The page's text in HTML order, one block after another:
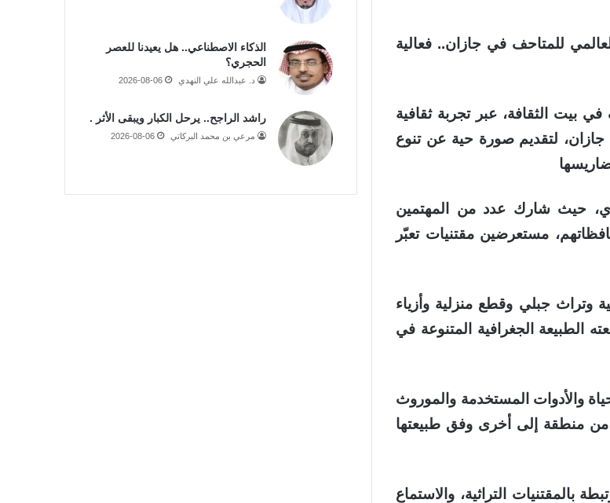
للمتاحف في جازان.. فعالية
بيت الثقافة، عبر تجربة ثقافية
لتقديم صورة حية عن تنوع
حيث شارك عدد من المهتمين
مستعرضين مقتنيات تعبّر
وتراث جبلي وقطع منزلية وأزياء
الطبيعة الجغرافية المتنوعة في
والأدوات المستخدمة والموروث
من منطقة إلى أخرى وفق طبيعتها
بالمقتنيات التراثية، والاستماع
الذكاء الاصطناعي.. هل يعيدنا للعصر
الحجري؟
د. عبدالله علي النهدي 2026-08-06
راشد الراجح.. يرحل الكبار ويبقى الأثر .
مرعي بن محمد البركاتي 2026-08-06